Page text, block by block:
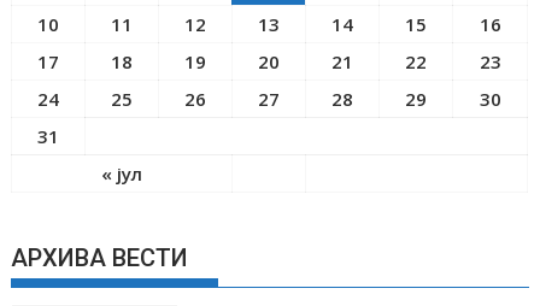
« јул
10
11 12 13 14 15
16
17
18 19 20 21 22
23
24
25 26 27 28 29
30
31
АРХИВА ВЕСТИ